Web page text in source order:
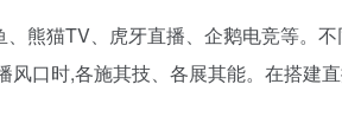
熊猫TV、虎牙直播、企鹅电竞等。
风口时,各施其技、各展其能。在搭建